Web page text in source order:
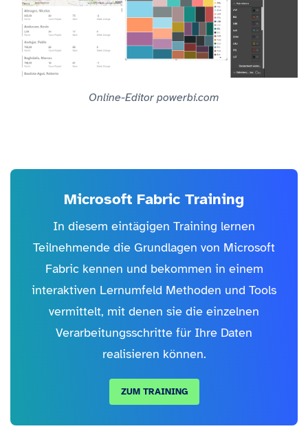
Online-Editor powerbi.com
Microsoft Fabric Training
In diesem eintägigen Training lernen
Teilnehmende die Grundlagen von Microsoft
Fabric kennen und bekommen in einem
interaktiven Lernumfeld Methoden und Tools
vermittelt, mit denen sie die einzelnen
Verarbeitungsschritte für Ihre Daten
realisieren können.
ZUM TRAINING